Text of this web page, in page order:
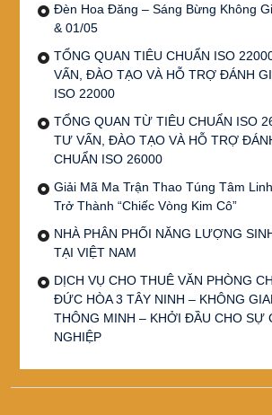
Đèn Hoa Đăng – Sáng Bừng Không
& 01/05
TỔNG QUAN TIÊU CHUẨN ISO
VẤN, ĐÀO TẠO VÀ HỖ TRỢ ĐÁNH
ISO 22000
TỔNG QUAN TỪ TIÊU CHUẨN ISO
TƯ VẤN, ĐÀO TẠO VÀ HỖ TRỢ
CHUẨN ISO 26000
Giải Mã Ma Trận Thao Túng Tâm
Trở Thành “Chiếc Vòng Kim Cô”
NHÀ PHÂN PHỐI NĂNG LƯỢNG
TẠI VIỆT NAM
DỊCH VỤ CHO THUÊ VĂN PHÒNG
ĐỨC HÒA 3 TÂY NINH – KHÔNG
THÔNG MINH – KHỞI ĐẦU CHO SỰ
NGHIỆP